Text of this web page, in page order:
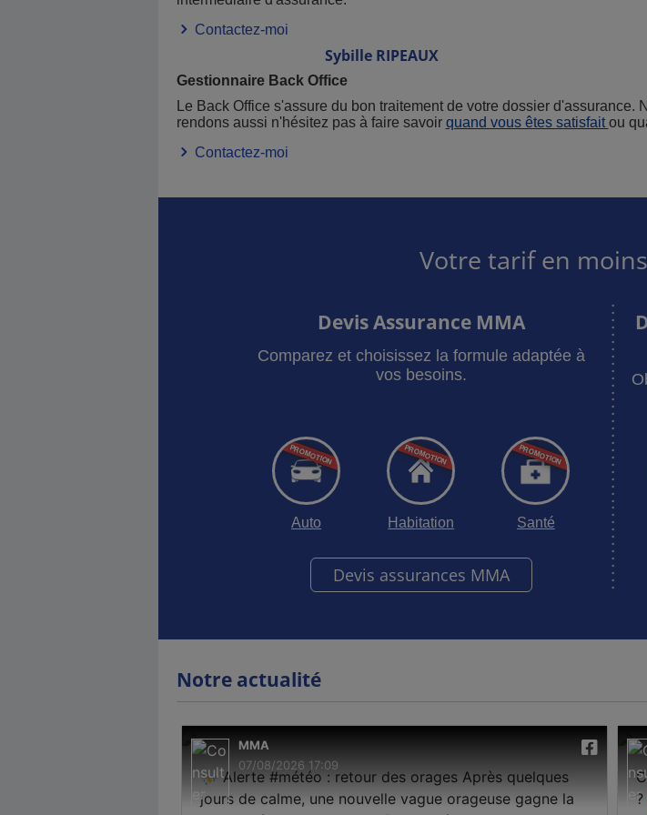
Contactez-moi
Sybille RIPEAUX
Gestionnaire Back Office
Le Back Office s'assure du bon traitement de votre dossier
rendons aussi n'hésitez pas à faire savoir quand vous êtes satisfaitou
Contactez-moi
Votre tarif en
Devis Assurance MMA
Comparez et choisissez la formule adaptée à
vos besoins.
Auto Habitation Santé
Devis assurances MMA
Notre actualité